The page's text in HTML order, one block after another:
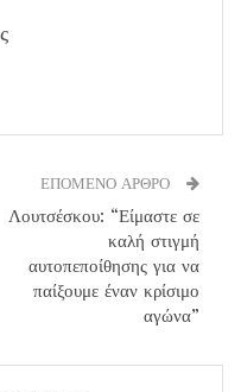
ΕΠΟΜΕΝΟ ΑΡΘΡΟ
Λουτσέσκου: “Είμαστε σε
καλή στιγμή
αυτοπεποίθησης για να
παίξουμε έναν κρίσιμο
αγώνα”